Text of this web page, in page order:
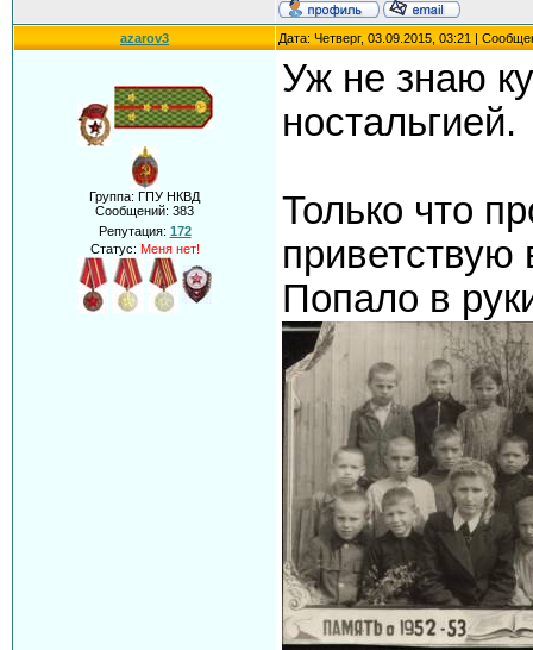
azarov3 Дата: Четверг, 03.09.2015, 03:21 |
Группа: ГПУ НКВД
Сообщений: 383
Репутация: 172
Статус: Меня нет!
Уж не знаю
ностальгией.
Только что
приветствую
Попало в